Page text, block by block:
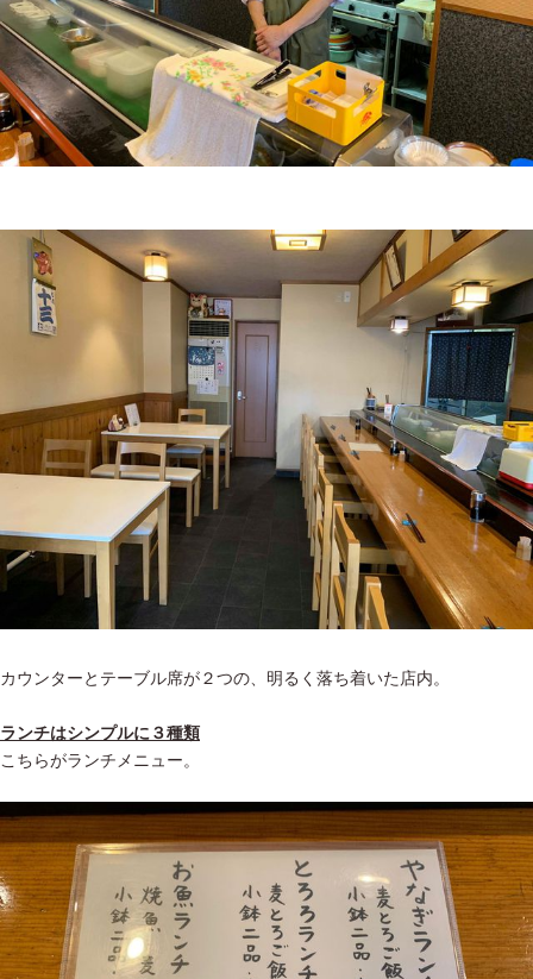
カウンターとテーブル席が２つの、明るく落ち着いた店内。
ランチはシンプルに３種類
こちらがランチメニュー。